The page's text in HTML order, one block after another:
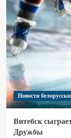
Новости
Витебск
Дружбы